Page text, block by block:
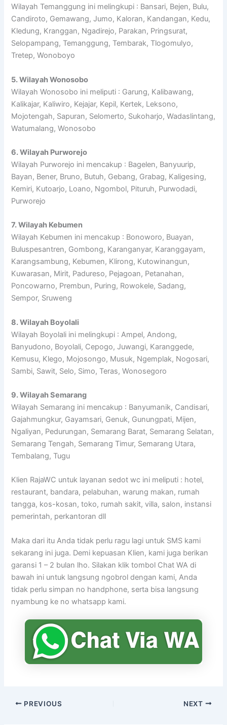
Wilayah Temanggung ini melingkupi : Bansari, Bejen, Bulu,
Candiroto, Gemawang, Jumo, Kaloran, Kandangan, Kedu,
Kledung, Kranggan, Ngadirejo, Parakan, Pringsurat,
Selopampang, Temanggung, Tembarak, Tlogomulyo,
Tretep, Wonoboyo
5. Wilayah Wonosobo
Wilayah Wonosobo ini meliputi : Garung, Kalibawang,
Kalikajar, Kaliwiro, Kejajar, Kepil, Kertek, Leksono,
Mojotengah, Sapuran, Selomerto, Sukoharjo, Wadaslintang,
Watumalang, Wonosobo
6. Wilayah Purworejo
Wilayah Purworejo ini mencakup : Bagelen, Banyuurip,
Bayan, Bener, Bruno, Butuh, Gebang, Grabag, Kaligesing,
Kemiri, Kutoarjo, Loano, Ngombol, Pituruh, Purwodadi,
Purworejo
7. Wilayah Kebumen
Wilayah Kebumen ini mencakup : Bonoworo, Buayan,
Buluspesantren, Gombong, Karanganyar, Karanggayam,
Karangsambung, Kebumen, Klirong, Kutowinangun,
Kuwarasan, Mirit, Padureso, Pejagoan, Petanahan,
Poncowarno, Prembun, Puring, Rowokele, Sadang,
Sempor, Sruweng
8. Wilayah Boyolali
Wilayah Boyolali ini melingkupi : Ampel, Andong,
Banyudono, Boyolali, Cepogo, Juwangi, Karanggede,
Kemusu, Klego, Mojosongo, Musuk, Ngemplak, Nogosari,
Sambi, Sawit, Selo, Simo, Teras, Wonosegoro
9. Wilayah Semarang
Wilayah Semarang ini mencakup : Banyumanik, Candisari,
Gajahmungkur, Gayamsari, Genuk, Gunungpati, Mijen,
Ngaliyan, Pedurungan, Semarang Barat, Semarang Selatan,
Semarang Tengah, Semarang Timur, Semarang Utara,
Tembalang, Tugu
Klien RajaWC untuk layanan sedot wc ini meliputi : hotel,
restaurant, bandara, pelabuhan, warung makan, rumah
tangga, kos-kosan, toko, rumah sakit, villa, salon, instansi
pemerintah, perkantoran dll
Maka dari itu Anda tidak perlu ragu lagi untuk SMS kami
sekarang ini juga. Demi kepuasan Klien, kami juga berikan
garansi 1 – 2 bulan lho. Silakan klik tombol Chat WA di
bawah ini untuk langsung ngobrol dengan kami, Anda
tidak perlu simpan no handphone, serta bisa langsung
nyambung ke no whatsapp kami.
PREVIOUS NEXT